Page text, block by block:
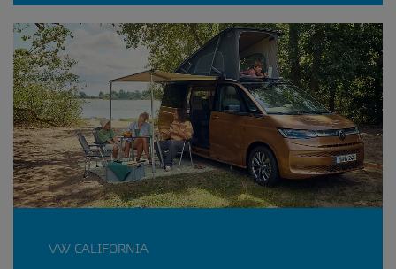
VW CALIFORNIA